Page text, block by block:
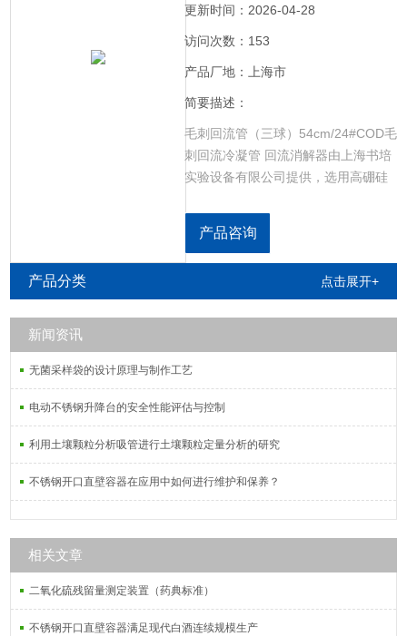
更新时间：2026-04-28
访问次数：153
产品厂地：上海市
简要描述：
毛刺回流管（三球）54cm/24#COD毛
刺回流冷凝管 回流消解器由上海书培
实验设备有限公司提供，选用高硼硅
管，干燥器，比色管，玻璃烧杯，玻
璃容量瓶，玻璃试管，漏斗（砂芯漏
斗，分液漏斗，三角漏斗），玻璃比
产品咨询
产品分类 点击展开+
新闻资讯
无菌采样袋的设计原理与制作工艺
电动不锈钢升降台的安全性能评估与控制
利用土壤颗粒分析吸管进行土壤颗粒定量分析的研究
不锈钢开口直壁容器在应用中如何进行维护和保养？
相关文章
二氧化硫残留量测定装置（药典标准）
不锈钢开口直壁容器满足现代白酒连续规模生产